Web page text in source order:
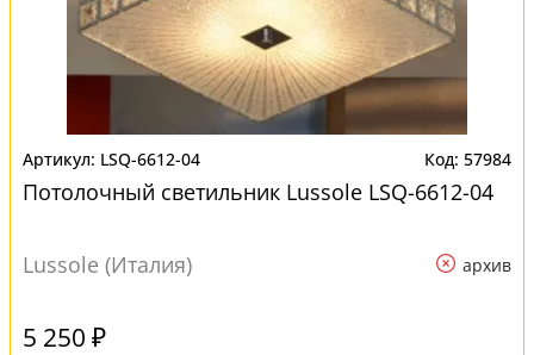
LSQ-6612-04 57984
Потолочный светильник Lussole LSQ-6612-04
Lussole (Италия) архив
5 250 ₽